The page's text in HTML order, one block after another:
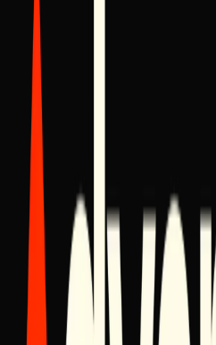
PHASE
Diagnose
Wir beginnen mit einem tiefen
schauen uns Zahlen, Engpässe und
verschreiben nichts, ohne vorher zu
Outcome:
Einschätzung.
PHASE
Systemdesign